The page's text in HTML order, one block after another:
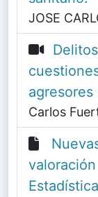
JOSE
agresores
Carlos